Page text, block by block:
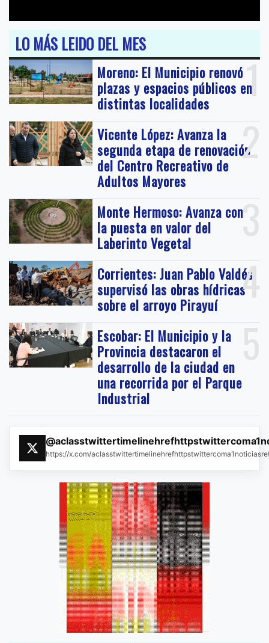
LO MÁS LEIDO DEL MES
1
Moreno: El Municipio renovó
plazas y espacios públicos en
distintas localidades
2
Vicente López: Avanza la
segunda etapa de renovación
del Centro Recreativo de
Adultos Mayores
3
Monte Hermoso: Avanza con
la puesta en valor del
Laberinto Vegetal
4
Corrientes: Juan Pablo Valdés
supervisó las obras hídricas
sobre el arroyo Pirayuí
5
Escobar: El Municipio y la
Provincia destacaron el
desarrollo de la ciudad en
una recorrida por el Parque
Industrial
https://x.com/